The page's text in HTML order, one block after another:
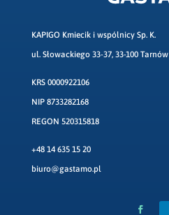
KAPIGO Kmiecik i wspólnicy Sp. K.
ul. Słowackiego 33-37, 33-100 Tarnów
KRS 0000922106
NIP 8733282168
REGON 520315818
+48 14 635 15 20
biuro@gastamo.pl